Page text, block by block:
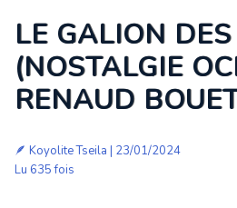
LE GALION
(NOSTALGIE
RENAUD
🪶 Koyolite Tseila | 23/01/2024
Lu 635 fois